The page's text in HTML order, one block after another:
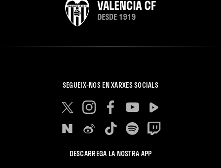
SEGUEIX-NOS EN XARXES SOCIALS
DESCARREGA LA NOSTRA APP